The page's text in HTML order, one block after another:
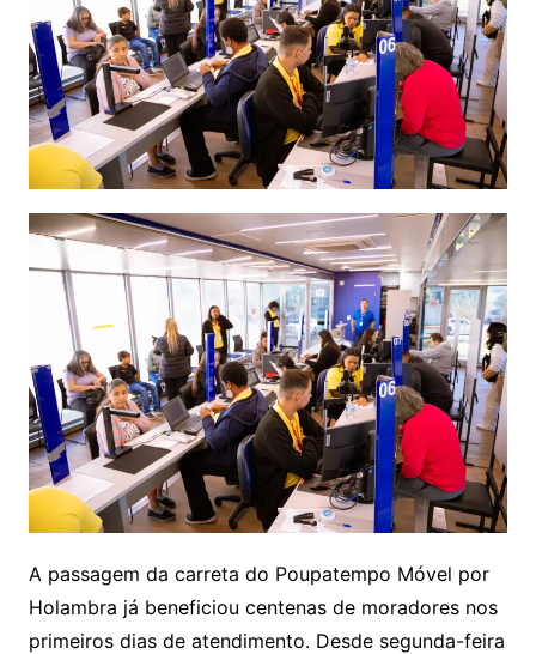
A passagem da carreta do Poupatempo Móvel por
Holambra já beneficiou centenas de moradores nos
primeiros dias de atendimento. Desde segunda-feira